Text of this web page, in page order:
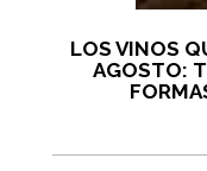
LOS VINOS
AGOSTO: